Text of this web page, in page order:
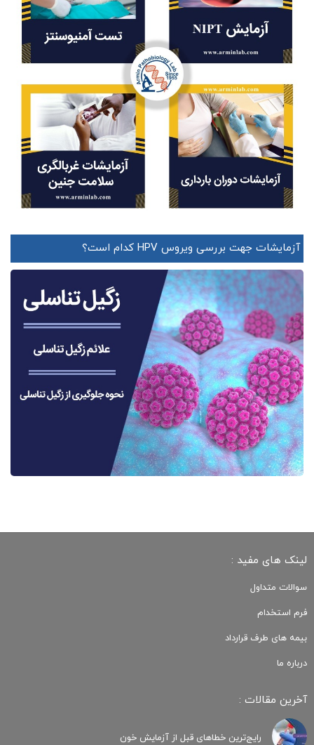
آزمایشات جهت بررسی ویروس HPV کدام است؟
لینک های مفید :
سوالات متداول
فرم استخدام
بیمه های طرف قرارداد
درباره ما
آخرین مقالات :
رایج‌ترین خطاهای قبل از آزمایش خون